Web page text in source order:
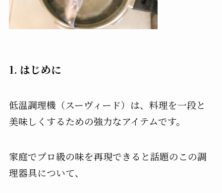
1. はじめに
低温調理機（スーヴィード）は、料理を一段と
美味しくするための強力なアイテムです。
家庭でプロ級の味を再現できると話題のこの調
理器具について、